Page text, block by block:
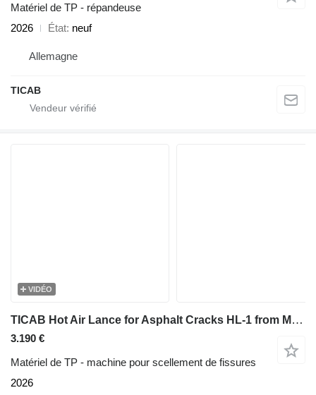
Matériel de TP - répandeuse
2026
État neuf
Allemagne
TICAB
VIDÉO
TICAB Hot Air Lance for Asphalt Cracks HL-1 from Manufacturer
3.190 €
Matériel de TP - machine pour scellement de fissures
2026